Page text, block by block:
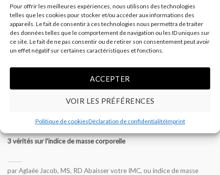
Pour offrir les meilleures expériences, nous utilisons des technologies
telles que les cookies pour stocker et/ou accéder aux informations des
appareils. Le fait de consentir à ces technologies nous permettra de traiter
des données telles que le comportement de navigation ou les ID uniques sur
ce site. Le fait de ne pas consentir ou de retirer son consentement peut avoir
un effet négatif sur certaines caractéristiques et fonctions.
ACCEPTER
VOIR LES PRÉFÉRENCES
Politique de cookiesDéclaration de confidentialitéImprint
3 vérités sur l’indice de masse corporelle
par Aglaée Jacob, MS, RD Abaisser votre IMC, ou indice de masse
21
Fév